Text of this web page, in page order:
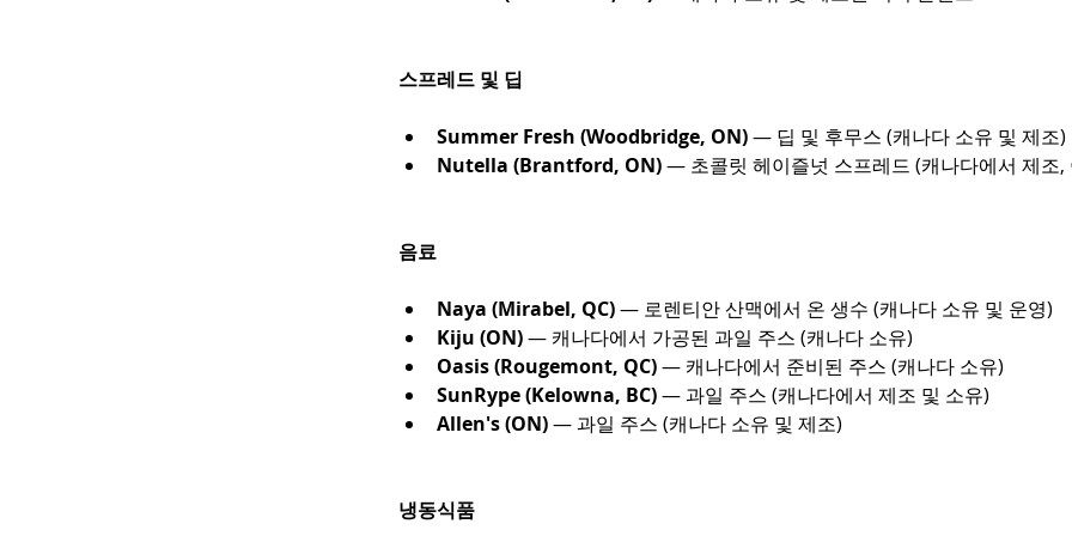
스프레드 및 딥
Summer Fresh (Woodbridge, ON) — 딥 및 후무스 (캐나다 소유 및 제조)
Nutella (Brantford, ON) — 초콜릿 헤이즐넛 스프레드 (캐나다에서 제조,
음료
Naya (Mirabel, QC) — 로렌티안 산맥에서 온 생수 (캐나다 소유 및 운영)
Kiju (ON) — 캐나다에서 가공된 과일 주스 (캐나다 소유)
Oasis (Rougemont, QC) — 캐나다에서 준비된 주스 (캐나다 소유)
SunRype (Kelowna, BC) — 과일 주스 (캐나다에서 제조 및 소유)
Allen's (ON) — 과일 주스 (캐나다 소유 및 제조)
냉동식품